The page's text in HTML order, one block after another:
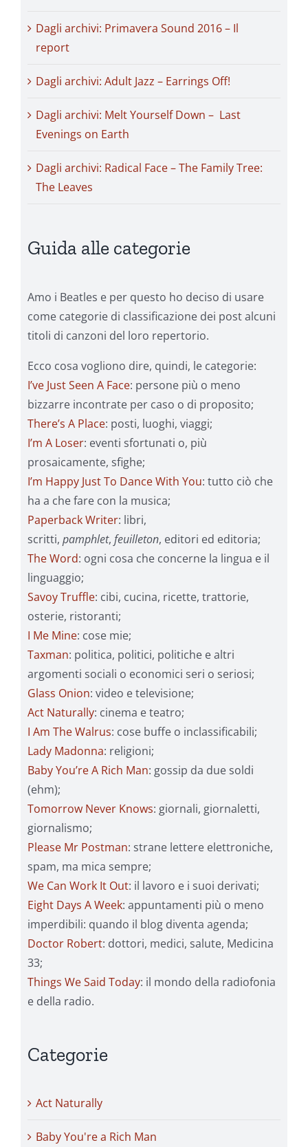
Dagli archivi: Primavera Sound 2016 – Il
report
Dagli archivi: Adult Jazz – Earrings Off!
Dagli archivi: Melt Yourself Down – Last
Evenings on Earth
Dagli archivi: Radical Face – The Family Tree:
The Leaves
Guida alle categorie
Amo i Beatles e per questo ho deciso di usare
come categorie di classificazione dei post alcuni
titoli di canzoni del loro repertorio.
Ecco cosa vogliono dire, quindi, le categorie:
I’ve Just Seen A Face: persone più o meno
bizzarre incontrate per caso o di proposito;
There’s A Place: posti, luoghi, viaggi;
I’m A Loser: eventi sfortunati o, più
prosaicamente, sfighe;
I’m Happy Just To Dance With You: tutto ciò che
ha a che fare con la musica;
Paperback Writer: libri,
scritti, pamphlet, feuilleton, editori ed editoria;
The Word: ogni cosa che concerne la lingua e il
linguaggio;
Savoy Truffle: cibi, cucina, ricette, trattorie,
osterie, ristoranti;
I Me Mine: cose mie;
Taxman: politica, politici, politiche e altri
argomenti sociali o economici seri o seriosi;
Glass Onion: video e televisione;
Act Naturally: cinema e teatro;
I Am The Walrus: cose buffe o inclassificabili;
Lady Madonna: religioni;
Baby You’re A Rich Man: gossip da due soldi
(ehm);
Tomorrow Never Knows: giornali, giornaletti,
giornalismo;
Please Mr Postman: strane lettere elettroniche,
spam, ma mica sempre;
We Can Work It Out: il lavoro e i suoi derivati;
Eight Days A Week: appuntamenti più o meno
imperdibili: quando il blog diventa agenda;
Doctor Robert: dottori, medici, salute, Medicina
33;
Things We Said Today: il mondo della radiofonia
e della radio.
Categorie
Act Naturally
Baby You're a Rich Man